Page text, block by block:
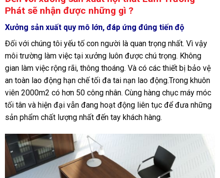
Phát sẽ nhận được những gì ?
Xưởng sản xuất quy mô lớn, đáp ứng đúng tiến độ
Đối với chúng tôi yếu tố con người là quan trọng nhất. Vì vậy
môi trường làm việc tại xưởng luôn được chú trọng. Không
gian làm việc rộng rãi, thông thoáng. Và có các thiết bị bảo vệ
an toàn lao động hạn chế tối đa tai nạn lao động.Trong khuôn
viên 2000m2 có hơn 50 công nhân. Cùng hàng chục máy móc
tối tân và hiện đại vẫn đang hoạt động liên tục để đưa những
sản phẩm chất lượng nhất đến tay khách hàng.